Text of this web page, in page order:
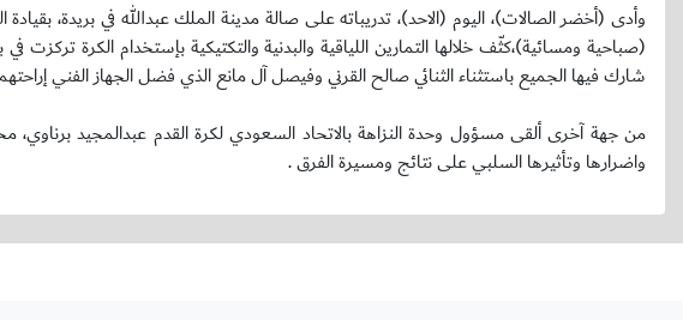
وأدى (أخضر الصالات)، اليوم (الاحد)، تدريباته على صالة مدينة الملك عبدالله في بريدة،
(صباحية ومسائية)،كثّف خلالها التمارين اللياقية والبدنية والتكتيكية بإستخدام الكرة
شارك فيها الجميع باستثناء الثنائي صالح القرني وفيصل آل مانع الذي فضل الجهاز الفني
من جهة آخرى ألقى مسؤول وحدة النزاهة بالاتحاد السعودي لكرة القدم عبدالمجيد
واضرارها وتأثيرها السلبي على نتائج ومسيرة الفرق .